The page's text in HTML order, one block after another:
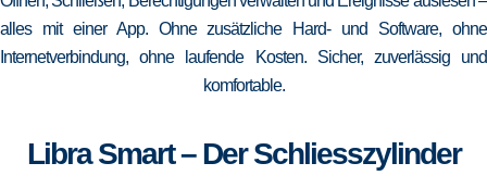
alles mit einer App. Ohne zusätzliche Hard- und Software, ohne
Internetverbindung, ohne laufende Kosten. Sicher, zuverlässig und
komfortable.
Libra Smart – Der Schliesszylinder